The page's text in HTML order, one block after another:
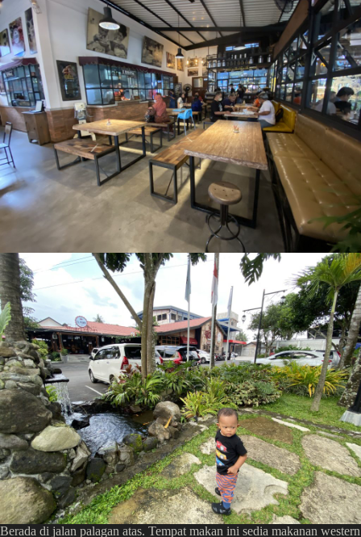
Berada di jalan palagan atas. Tempat makan ini sedia makanan western